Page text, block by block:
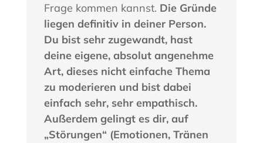
Frage kommen kannst. Die Gründe
liegen definitiv in deiner Person.
Du bist sehr zugewandt, hast
deine eigene, absolut angenehme
Art, dieses nicht einfache Thema
zu moderieren und bist dabei
einfach sehr, sehr empathisch.
Außerdem gelingt es dir, auf
„Störungen“ (Emotionen, Tränen